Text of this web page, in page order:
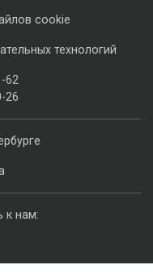
cookie
технологий
62
26
к нам: